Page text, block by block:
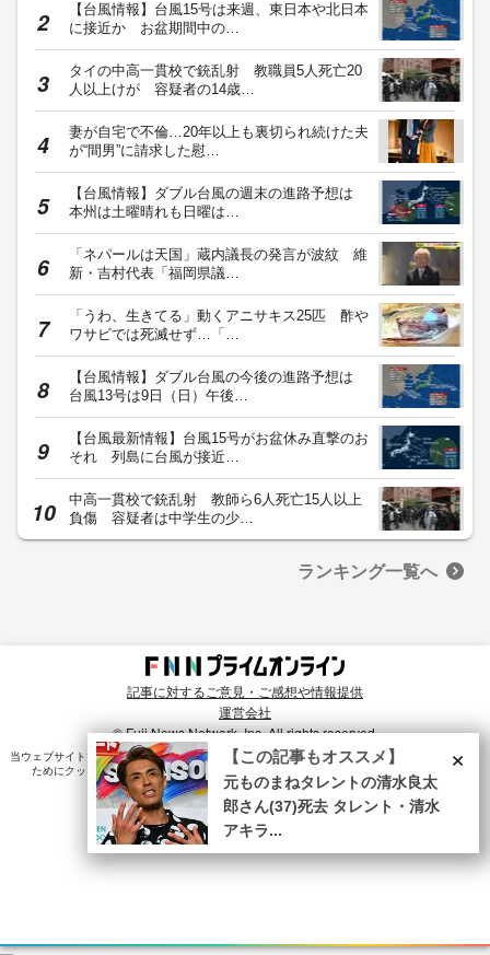
【台風情報】台風15号は来週、東日本や北日本
に接近か お盆期間中の…
タイの中高一貫校で銃乱射 教職員5人死亡20
人以上けが 容疑者の14歳…
妻が自宅で不倫…20年以上も裏切られ続けた夫
が“間男”に請求した慰…
【台風情報】ダブル台風の週末の進路予想は
本州は土曜晴れも日曜は…
「ネパールは天国」蔵内議長の発言が波紋 維
新・吉村代表「福岡県議…
「うわ、生きてる」動くアニサキス25匹 酢や
ワサビでは死滅せず…「…
【台風情報】ダブル台風の今後の進路予想は
台風13号は9日（日）午後…
【台風最新情報】台風15号がお盆休み直撃のお
それ 列島に台風が接近…
中高一貫校で銃乱射 教師ら6人死亡15人以上
負傷 容疑者は中学生の少…
ランキング一覧へ
記事に対するご意見・ご感想や情報提供
運営会社
© Fuji News Network, Inc. All rights reserved.
当ウェブサイトでは、ユーザのニーズ・興味・関⼼に合致したコンテンツや広告配信を提供する
ためにクッキーを使⽤しています。詳細は、
プライバシーポリシー をご確認ください。×
【この記事もオススメ】
元ものまねタレントの清水良太
郎さん(37)死去 タレント・清水
アキラ...